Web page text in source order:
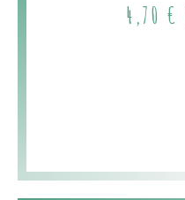
4,70 €